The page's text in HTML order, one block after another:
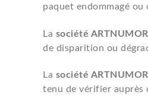
paquet endommagé
La société ARTNUMOR
de disparition ou
La société ARTNUMOR
tenu de vérifier auprès